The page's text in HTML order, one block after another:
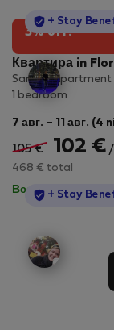
3% off!
+ Stay
Квартира in
Sandra Apartment
1 bedroom
7 авг. – 11 авг. (4
105 € 102 €
468 € total
Все + Stay